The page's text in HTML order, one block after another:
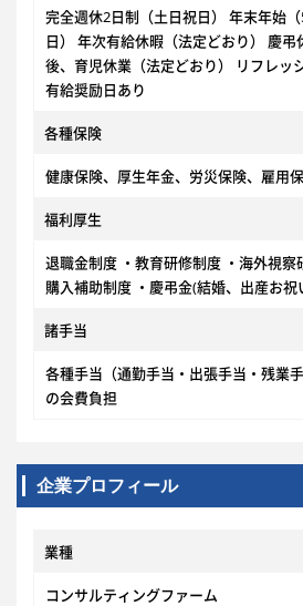
完全週休2日制（土日祝日） 年末年始
日） 年次有給休暇（法定どおり） 慶
後、育児休業（法定どおり） リフレッ
有給奨励日あり
各種保険
健康保険、厚生年金、労災保険、雇用
福利厚生
退職金制度 ・教育研修制度 ・海外視察
購入補助制度 ・慶弔金(結婚、出産お
諸手当
各種手当（通勤手当・出張手当・残業
の会費負担
企業プロフィール
業種
コンサルティングファーム